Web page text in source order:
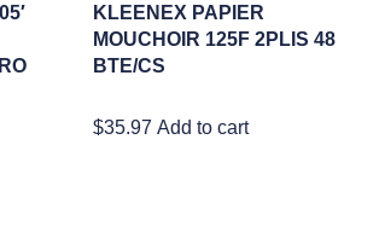
KLEENEX PAPIER
MOUCHOIR 125F 2PLIS 48
BTE/CS
$35.97 Add to cart